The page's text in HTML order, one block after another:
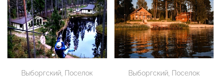
Выборгский Поселок
Выборгский, Поселок